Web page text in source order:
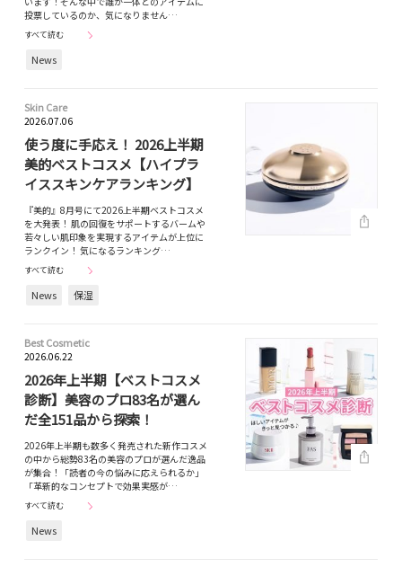
投票しているのか、気になりません…
すべて読む
News
Skin Care
2026.07.06
使う度に手応え！ 2026上半期
美的ベストコスメ【ハイプラ
イススキンケアランキング】
『美的』8月号にて2026上半期ベストコスメ
を大発表！ 肌の回復をサポートするバームや
若々しい肌印象を実現するアイテムが上位に
ランクイン！ 気になるランキング…
すべて読む
News 保湿
Best Cosmetic
2026.06.22
2026年上半期【ベストコスメ
診断】美容のプロ83名が選ん
だ全151品から探索！
2026年上半期も数多く発売された新作コスメ
の中から総勢83名の美容のプロが選んだ逸品
が集合！「読者の今の悩みに応えられるか」
「革新的なコンセプトで効果実感が…
すべて読む
News